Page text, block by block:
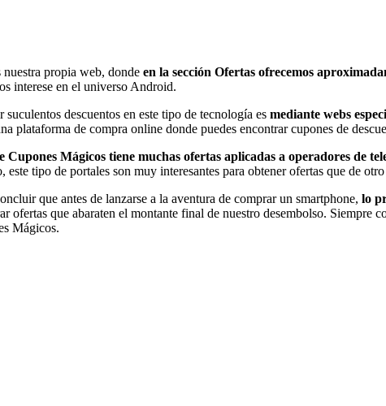
propia web, dondeen la sección Ofertas ofrecemos
interese en el universo Android.
suculentos descuentos en este tipo de tecnología esmediante webs
plataforma de compra online donde puedes encontrar cupones de
Cupones Mágicos tiene muchas ofertas aplicadas a operadores de
este tipo de portales son muy interesantes para obtener ofertas que de
que antes de lanzarse a la aventura de comprar un smartphone,lo
ofertas que abaraten el montante final de nuestro desembolso. Siempre
Mágicos.